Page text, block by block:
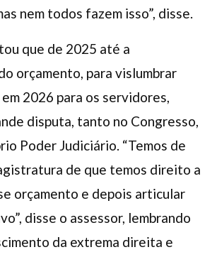
nem todos fazem isso”, disse.
que de 2025 até a
orçamento, para vislumbrar
2026 para os servidores,
disputa, tanto no Congresso,
Poder Judiciário. “Temos de
de que temos direito a
orçamento e depois articular
disse o assessor, lembrando
da extrema direita e